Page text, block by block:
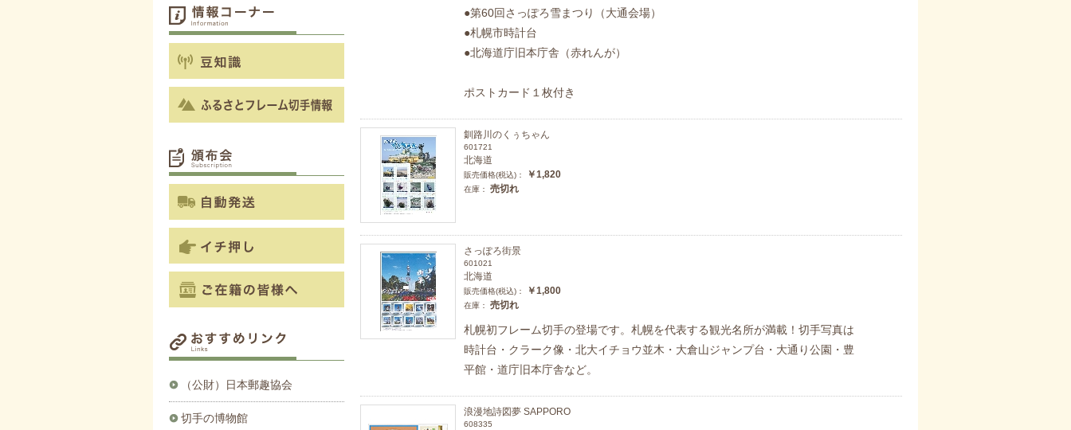
●第60回さっぽろ雪まつり（大通会場）
●札幌市時計台
●北海道庁旧本庁舎（赤れんが）
ポストカード１枚付き
釧路川のくぅちゃん
601721
北海道
販売価格(税込)： ￥1,820
在庫： 売切れ
さっぽろ街景
601021
北海道
販売価格(税込)： ￥1,800
在庫： 売切れ
札幌初フレーム切手の登場です。札幌を代表する観光名所が満載！切手写真は
時計台・クラーク像・北大イチョウ並木・大倉山ジャンプ台・大通り公園・豊
平館・道庁旧本庁舎など。
浪漫地詩図夢 SAPPORO
608335
（公財）日本郵趣協会
切手の博物館